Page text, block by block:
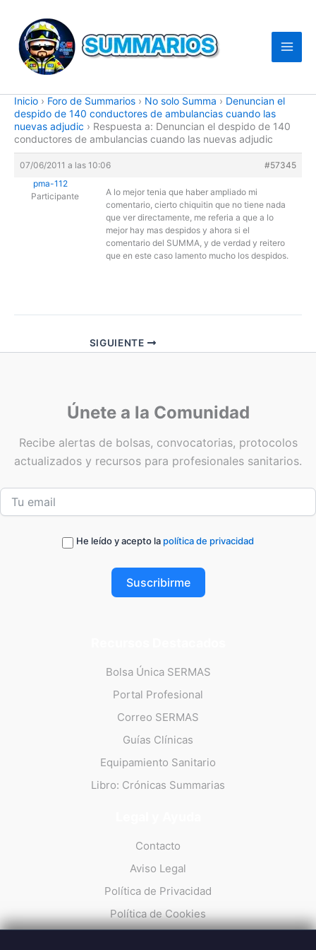
contenido
Inicio › Foro de Summarios › No solo Summa › Denuncian el
despido de 140 conductores de ambulancias cuando las
nuevas adjudic › Respuesta a: Denuncian el despido de 140
conductores de ambulancias cuando las nuevas adjudic
07/06/2011 a las 10:06
#57345
pma-112
Participante
A lo mejor tenia que haber ampliado mi
comentario, cierto chiquitin que no tiene nada
que ver directamente, me referia a que a lo
mejor hay mas despidos y ahora si el
comentario del SUMMA, y de verdad y reitero
que en este caso lamento mucho los despidos.
SIGUIENTE
Únete a la Comunidad
Recibe alertas de bolsas, convocatorias, protocolos
actualizados y recursos para profesionales sanitarios.
He leído y acepto la política de privacidad
Suscribirme
Bolsa Única SERMAS
Portal Profesional
Correo SERMAS
Guías Clínicas
Equipamiento Sanitario
Libro: Crónicas Summarias
Contacto
Aviso Legal
Política de Privacidad
Política de Cookies